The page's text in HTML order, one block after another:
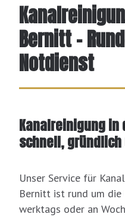
Bernitt –
Notdienst
Kanalreinigung in
schnell,
Unser Service für
Bernitt ist rund um die
werktags oder an